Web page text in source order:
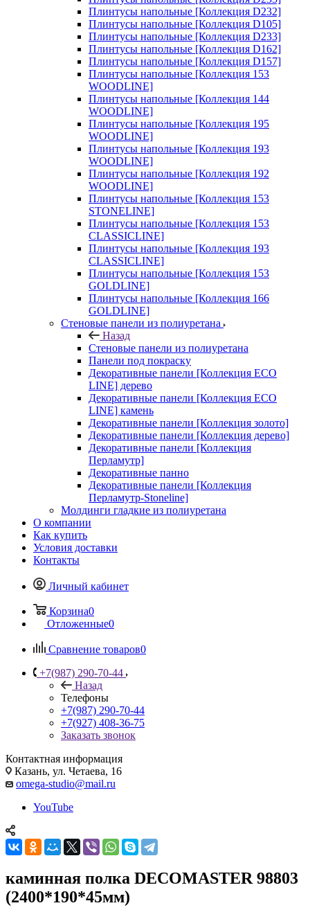
Плинтусы напольные [Коллекция D232]
Плинтусы напольные [Коллекция D105]
Плинтусы напольные [Коллекция D233]
Плинтусы напольные [Коллекция D162]
Плинтусы напольные [Коллекция D157]
Плинтусы напольные [Коллекция 153
WOODLINE]
Плинтусы напольные [Коллекция 144
WOODLINE]
Плинтусы напольные [Коллекция 195
WOODLINE]
Плинтусы напольные [Коллекция 193
WOODLINE]
Плинтусы напольные [Коллекция 192
WOODLINE]
Плинтусы напольные [Коллекция 153
STONELINE]
Плинтусы напольные [Коллекция 153
CLASSICLINE]
Плинтусы напольные [Коллекция 193
CLASSICLINE]
Плинтусы напольные [Коллекция 153
GOLDLINE]
Плинтусы напольные [Коллекция 166
GOLDLINE]
Стеновые панели из полиуретана
Назад
Стеновые панели из полиуретана
Панели под покраску
Декоративные панели [Коллекция ECO
LINE] дерево
Декоративные панели [Коллекция ECO
LINE] камень
Декоративные панели [Коллекция золото]
Декоративные панели [Коллекция дерево]
Декоративные панели [Коллекция
Перламутр]
Декоративные панно
Декоративные панели [Коллекция
Перламутр-Stoneline]
Молдинги гладкие из полиуретана
О компании
Как купить
Условия доставки
Контакты
Личный кабинет
Корзина0
Отложенные0
Сравнение товаров0
+7(987) 290-70-44
Назад
Телефоны
+7(987) 290-70-44
+7(927) 408-36-75
Заказать звонок
Контактная информация
Казань, ул. Четаева, 16
omega-studio@mail.ru
YouTube
каминная полка DECOMASTER 98803
(2400*190*45мм)